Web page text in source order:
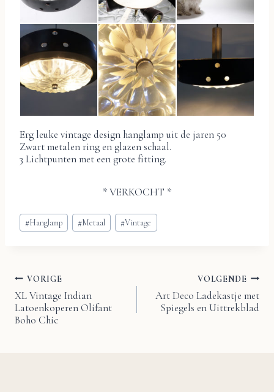
Erg leuke vintage design hanglamp uit de jaren 50
Zwart metalen ring en glazen schaal.
3 Lichtpunten met een grote fitting.
* VERKOCHT *
Bericht
tags:
#Hanglamp #Metaal #Vintage
Bericht
navigatie
VORIGE
XL Vintage Indian
Latoenkoperen Olifant
Boho Chic
VOLGENDE
Art Deco Ladekastje met
Spiegels en Uittrekblad